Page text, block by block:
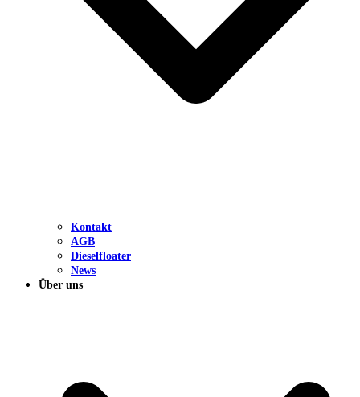
Kontakt
AGB
Dieselfloater
News
Über uns